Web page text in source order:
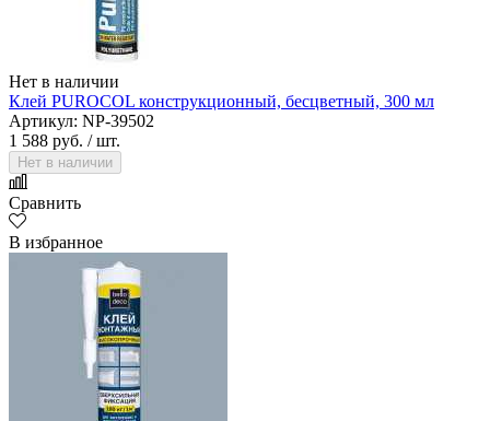
Нет в наличии
Клей PUROCOL конструкционный, бесцветный, 300 мл
Артикул: NP-39502
1 588 руб. / шт.
Нет в наличии
Сравнить
В избранное